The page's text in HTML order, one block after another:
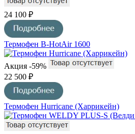
24 100 ₽
Термофен B-HotAir 1600
Акция -59%
22 500 ₽
Термофен Hurricane (Харрикейн)